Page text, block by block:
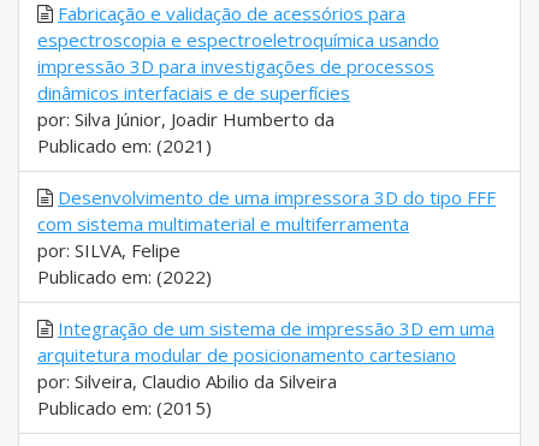
Fabricação e validação de acessórios para
espectroscopia e espectroeletroquímica usando
impressão 3D para investigações de processos
dinâmicos interfaciais e de superfícies
por: Silva Júnior, Joadir Humberto da
Publicado em: (2021)
Desenvolvimento de uma impressora 3D do tipo FFF
com sistema multimaterial e multiferramenta
por: SILVA, Felipe
Publicado em: (2022)
Integração de um sistema de impressão 3D em uma
arquitetura modular de posicionamento cartesiano
por: Silveira, Claudio Abilio da Silveira
Publicado em: (2015)